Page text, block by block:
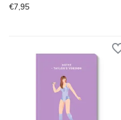
€7,95